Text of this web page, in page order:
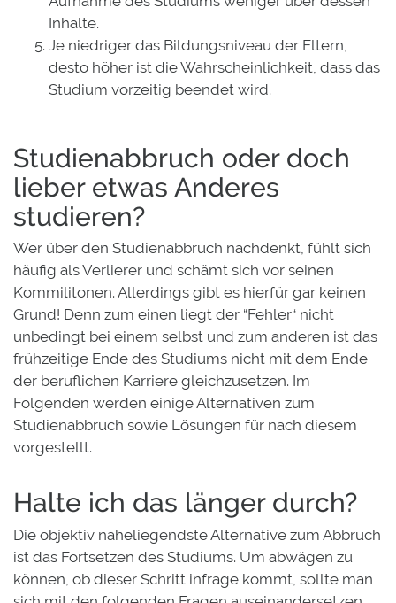
Inhalte.
Je niedriger das Bildungsniveau der Eltern,
desto höher ist die Wahrscheinlichkeit, dass das
Studium vorzeitig beendet wird.
Studienabbruch oder doch
lieber etwas Anderes
studieren?
Wer über den Studienabbruch nachdenkt, fühlt sich
häufig als Verlierer und schämt sich vor seinen
Kommilitonen. Allerdings gibt es hierfür gar keinen
Grund! Denn zum einen liegt der “Fehler“ nicht
unbedingt bei einem selbst und zum anderen ist das
frühzeitige Ende des Studiums nicht mit dem Ende
der beruflichen Karriere gleichzusetzen. Im
Folgenden werden einige Alternativen zum
Studienabbruch sowie Lösungen für nach diesem
vorgestellt.
Halte ich das länger durch?
Die objektiv naheliegendste Alternative zum Abbruch
ist das Fortsetzen des Studiums. Um abwägen zu
können, ob dieser Schritt infrage kommt, sollte man